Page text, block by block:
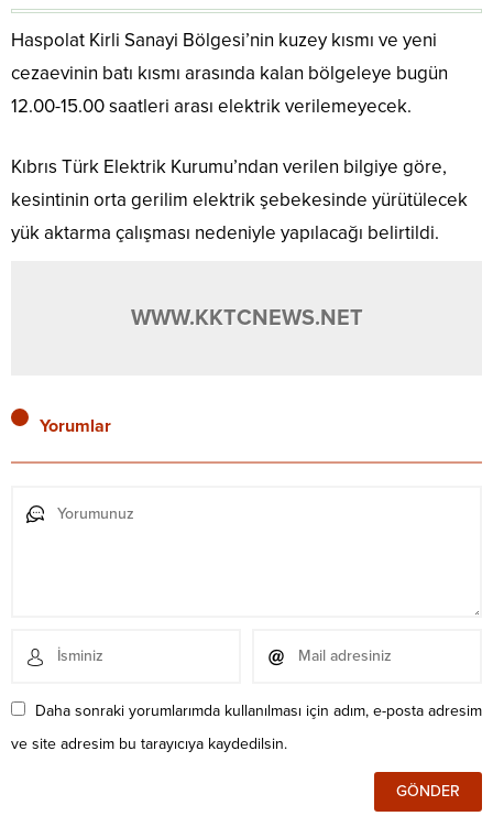
Haspolat Kirli Sanayi Bölgesi’nin kuzey kısmı ve yeni
cezaevinin batı kısmı arasında kalan bölgeleye bugün
12.00-15.00 saatleri arası elektrik verilemeyecek.
Kıbrıs Türk Elektrik Kurumu’ndan verilen bilgiye göre,
kesintinin orta gerilim elektrik şebekesinde yürütülecek
yük aktarma çalışması nedeniyle yapılacağı belirtildi.
WWW.KKTCNEWS.NET
Yorumlar
Daha sonraki yorumlarımda kullanılması için adım, e-posta adresim
ve site adresim bu tarayıcıya kaydedilsin.